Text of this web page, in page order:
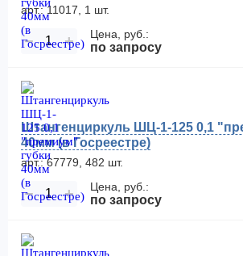
арт.: 11017, 1 шт.
− + Цена, руб.:
по запросу
Штангенциркуль ШЦ-1-125 0,1
40мм (в Госреестре)
арт.: 67779, 482 шт.
− + Цена, руб.:
по запросу